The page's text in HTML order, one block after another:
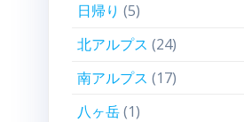
日帰り (5)
北アルプス (24)
南アルプス (17)
八ヶ岳(1)